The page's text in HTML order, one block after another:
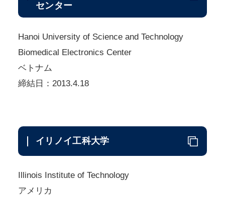
センター
Hanoi University of Science and Technology
Biomedical Electronics Center
ベトナム
締結日：2013.4.18
イリノイ工科大学
Illinois Institute of Technology
アメリカ